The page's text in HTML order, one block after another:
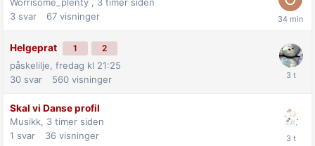
3 svar 67 visninger
Helgeprat 1 2
påskelilje, fredag kl 21:25
30 svar 560 visninger
Skal vi Danse profil
Musikk, 3 timer siden
1 svar 36 visninger